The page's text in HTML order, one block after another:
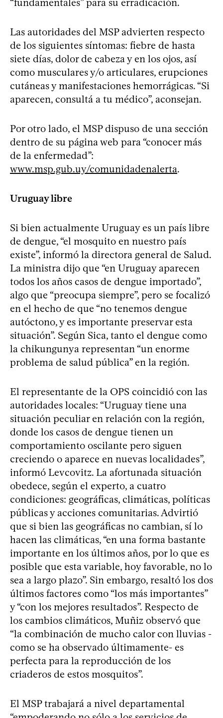
Las autoridades del MSP advierten respecto
de los siguientes síntomas: fiebre de hasta
siete días, dolor de cabeza y en los ojos, así
como musculares y/o articulares, erupciones
cutáneas y manifestaciones hemorrágicas. “Si
aparecen, consultá a tu médico”, aconsejan.
Por otro lado, el MSP dispuso de una sección
dentro de su página web para “conocer más
de la enfermedad”:
www.msp.gub.uy/comunidadenalerta.
Uruguay libre
Si bien actualmente Uruguay es un país libre
de dengue, “el mosquito en nuestro país
existe”, informó la directora general de Salud.
La ministra dijo que “en Uruguay aparecen
todos los años casos de dengue importado”,
algo que “preocupa siempre”, pero se focalizó
en el hecho de que “no tenemos dengue
autóctono, y es importante preservar esta
situación”. Según Sica, tanto el dengue como
la chikungunya representan “un enorme
problema de salud pública” en la región.
El representante de la OPS coincidió con las
autoridades locales: “Uruguay tiene una
situación peculiar en relación con la región,
donde los casos de dengue tienen un
comportamiento oscilante pero siguen
creciendo o aparece en nuevas localidades”,
informó Levcovitz. La afortunada situación
obedece, según el experto, a cuatro
condiciones: geográficas, climáticas, políticas
públicas y acciones comunitarias. Advirtió
que si bien las geográficas no cambian, sí lo
hacen las climáticas, “en una forma bastante
importante en los últimos años, por lo que es
posible que esta variable, hoy favorable, no lo
sea a largo plazo”. Sin embargo, resaltó los dos
últimos factores como “los más importantes”
y “con los mejores resultados”. Respecto de
los cambios climáticos, Muñiz observó que
“la combinación de mucho calor con lluvias -
como se ha observado últimamente- es
perfecta para la reproducción de los
criaderos de estos mosquitos”.
El MSP trabajará a nivel departamental